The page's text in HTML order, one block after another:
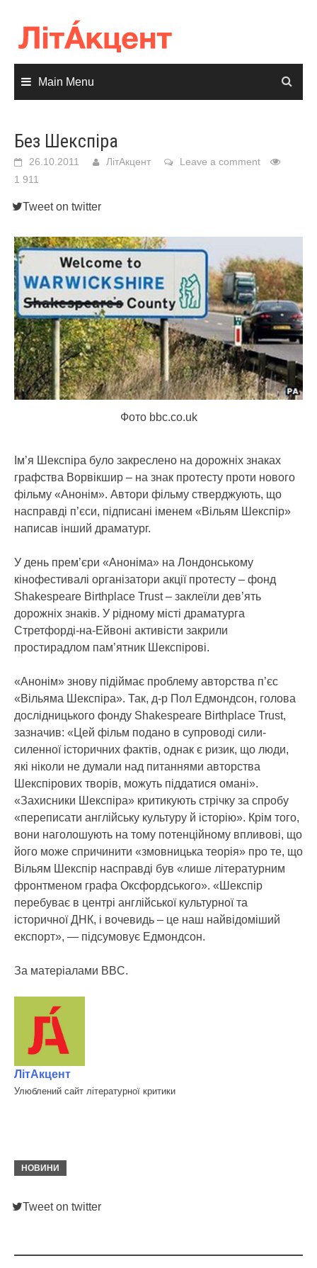
content
Main Menu
Без Шекспіра
26.10.2011 ЛітАкцент
Leave a comment
1 911
Tweet on twitter
Фото bbc.co.uk
Ім’я Шекспіра було закреслено на дорожніх знаках
графства Ворвікшир – на знак протесту проти нового
фільму «Анонім». Автори фільму стверджують, що
насправді п’єси, підписані іменем «Вільям Шекспір»
написав інший драматург.
У день прем’єри «Аноніма» на Лондонському
кінофестивалі організатори акції протесту – фонд
Shakespeare Birthplace Trust – заклеїли дев’ять
дорожніх знаків. У рідному місті драматурга
Стретфорді-на-Ейвоні активісти закрили
простирадлом пам’ятник Шекспірові.
«Анонім» знову підіймає проблему авторства п’єс
«Вільяма Шекспіра». Так, д-р Пол Едмондсон, голова
дослідницького фонду Shakespeare Birthplace Trust,
зазначив: «Цей фільм подано в супроводі сили-
силенної історичних фактів, однак є ризик, що люди,
які ніколи не думали над питаннями авторства
Шекспірових творів, можуть піддатися омані».
«Захисники Шекспіра» критикують стрічку за спробу
«переписати англійську культуру й історію». Крім того,
вони наголошують на тому потенційному впливові, що
його може спричинити «змовницька теорія» про те, що
Вільям Шекспір насправді був «лише літературним
фронтменом графа Оксфордського». «Шекспір
перебуває в центрі англійської культурної та
історичної ДНК, і вочевидь – це наш найвідоміший
експорт», — підсумовує Едмондсон.
За матеріалами BBC.
ЛітАкцент
Улюблений сайт літературної критики
НОВИНИ
Tweet on twitter